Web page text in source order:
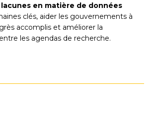
en matière de données
clés, aider les gouvernements à
accomplis et améliorer la
les agendas de recherche.